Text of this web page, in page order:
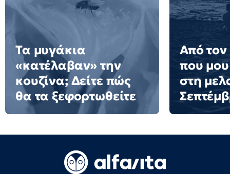
Τα μυγάκια
«κατέλαβαν» την
κουζίνα; Δείτε πώς
θα τα ξεφορτωθείτε
Από
που
στη